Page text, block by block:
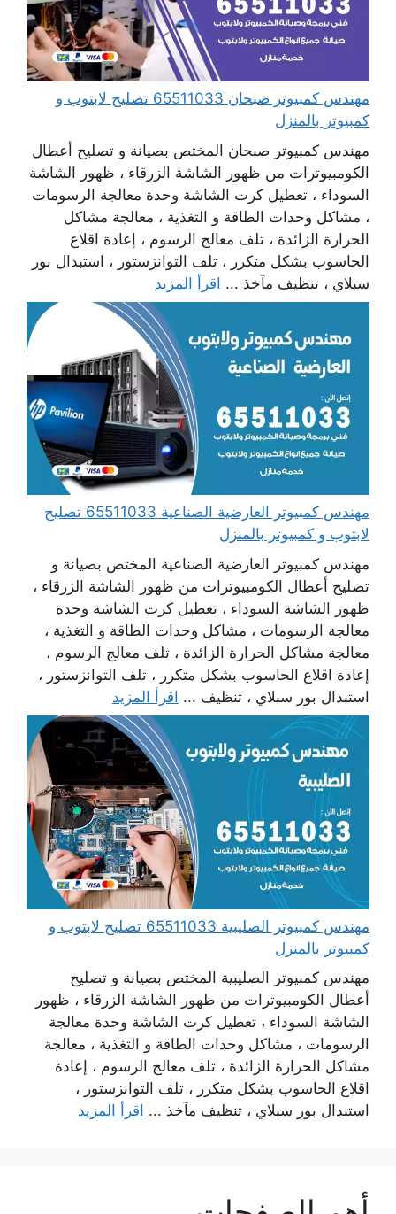
مهندس كمبيوتر صبحان 65511033 تصليح لابتوب و
كمبيوتر بالمنزل
مهندس كمبيوتر صبحان المختص بصيانة و تصليح أعطال
الكومبيوترات من ظهور الشاشة الزرقاء ، ظهور الشاشة
السوداء ، تعطيل كرت الشاشة وحدة معالجة الرسومات
، مشاكل وحدات الطاقة و التغذية ، معالجة مشاكل
الحرارة الزائدة ، تلف معالج الرسوم ، إعادة اقلاع
الحاسوب بشكل متكرر ، تلف التوانزستور ، استبدال بور
سبلاي ، تنظيف مآخذ ... اقرأ المزيد
مهندس كمبيوتر العارضية الصناعية 65511033 تصليح
لابتوب و كمبيوتر بالمنزل
مهندس كمبيوتر العارضية الصناعية المختص بصيانة و
تصليح أعطال الكومبيوترات من ظهور الشاشة الزرقاء ،
ظهور الشاشة السوداء ، تعطيل كرت الشاشة وحدة
معالجة الرسومات ، مشاكل وحدات الطاقة و التغذية ،
معالجة مشاكل الحرارة الزائدة ، تلف معالج الرسوم ،
إعادة اقلاع الحاسوب بشكل متكرر ، تلف التوانزستور ،
استبدال بور سبلاي ، تنظيف ... اقرأ المزيد
مهندس كمبيوتر الصليبية 65511033 تصليح لابتوب و
كمبيوتر بالمنزل
مهندس كمبيوتر الصليبية المختص بصيانة و تصليح
أعطال الكومبيوترات من ظهور الشاشة الزرقاء ، ظهور
الشاشة السوداء ، تعطيل كرت الشاشة وحدة معالجة
الرسومات ، مشاكل وحدات الطاقة و التغذية ، معالجة
مشاكل الحرارة الزائدة ، تلف معالج الرسوم ، إعادة
اقلاع الحاسوب بشكل متكرر ، تلف التوانزستور ،
استبدال بور سبلاي ، تنظيف مآخذ ... اقرأ المزيد